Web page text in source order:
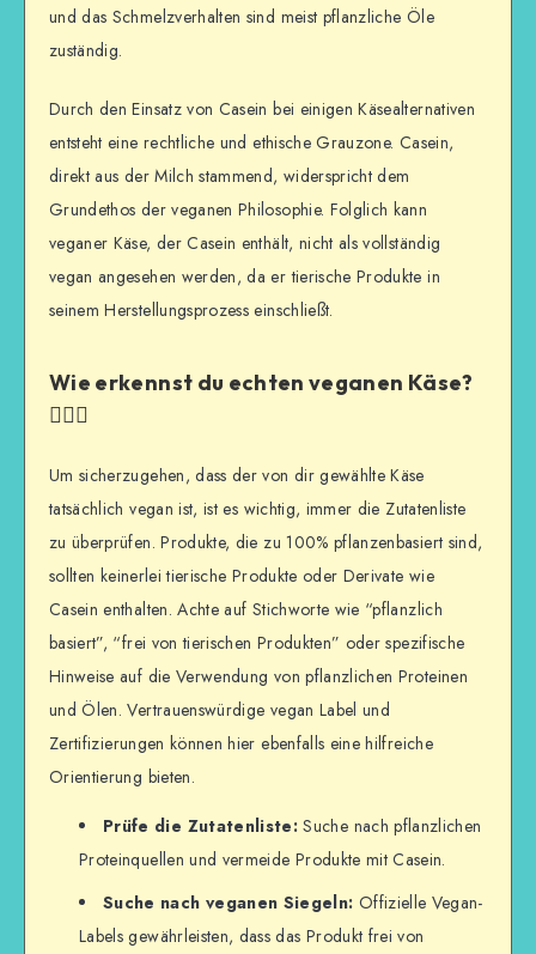
und das Schmelzverhalten sind meist pflanzliche Öle
zuständig.
Durch den Einsatz von Casein bei einigen Käsealternativen
entsteht eine rechtliche und ethische Grauzone. Casein,
direkt aus der Milch stammend, widerspricht dem
Grundethos der veganen Philosophie. Folglich kann
veganer Käse, der Casein enthält, nicht als vollständig
vegan angesehen werden, da er tierische Produkte in
seinem Herstellungsprozess einschließt.
Wie erkennst du echten veganen Käse?
🕵️‍♂️🌱
Um sicherzugehen, dass der von dir gewählte Käse
tatsächlich vegan ist, ist es wichtig, immer die Zutatenliste
zu überprüfen. Produkte, die zu 100% pflanzenbasiert sind,
sollten keinerlei tierische Produkte oder Derivate wie
Casein enthalten. Achte auf Stichworte wie “pflanzlich
basiert”, “frei von tierischen Produkten” oder spezifische
Hinweise auf die Verwendung von pflanzlichen Proteinen
und Ölen. Vertrauenswürdige vegan Label und
Zertifizierungen können hier ebenfalls eine hilfreiche
Orientierung bieten.
Prüfe die Zutatenliste: Suche nach pflanzlichen
Proteinquellen und vermeide Produkte mit Casein.
Suche nach veganen Siegeln: Offizielle Vegan-
Labels gewährleisten, dass das Produkt frei von